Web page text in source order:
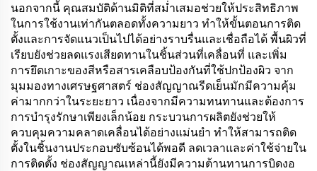
นอกจากนี้ คุณสมบัติด้านมิติที่สม่ำเสมอช่วยให้ประสิทธิภาพ
ในการใช้งานเท่ากันตลอดทั้งความยาว ทำให้ขั้นตอนการติด
ตั้งและการจัดแนวเป็นไปได้อย่างราบรื่นและเชื่อถือได้ พื้นผิวที่
เรียบยังช่วยลดแรงเสียดทานในชิ้นส่วนที่เคลื่อนที่ และเพิ่ม
การยึดเกาะของสีหรือสารเคลือบป้องกันที่ใช้ปกป้องผิว จาก
มุมมองทางเศรษฐศาสตร์ ช่องสัญญาณรีดเย็นมักมีความคุ้ม
ค่ามากกว่าในระยะยาว เนื่องจากมีความทนทานและต้องการ
การบำรุงรักษาเพียงเล็กน้อย กระบวนการผลิตยังช่วยให้
ควบคุมความคลาดเคลื่อนได้อย่างแม่นยำ ทำให้สามารถติด
ตั้งในชิ้นงานประกอบซับซ้อนได้พอดี ลดเวลาและค่าใช้จ่ายใน
การติดตั้ง ช่องสัญญาณเหล่านี้ยังมีความต้านทานการบิดงอ